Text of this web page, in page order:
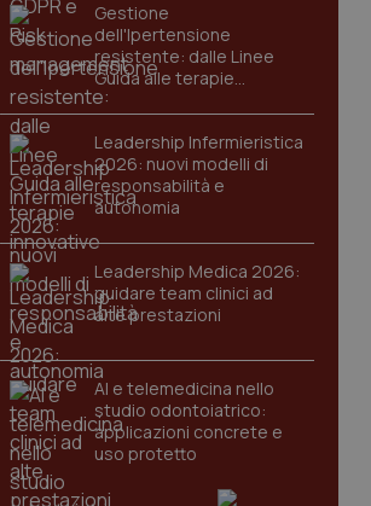
Gestione
dell'Ipertensione
resistente: dalle Linee
Guida alle terapie
innovative
Leadership Infermieristica
2026: nuovi modelli di
responsabilità e
autonomia
Leadership Medica 2026:
guidare team clinici ad
alte prestazioni
AI e telemedicina nello
studio odontoiatrico:
applicazioni concrete e
uso protetto